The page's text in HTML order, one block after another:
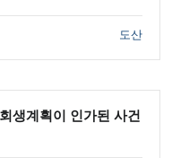
도산
생계획이 인가된 사건